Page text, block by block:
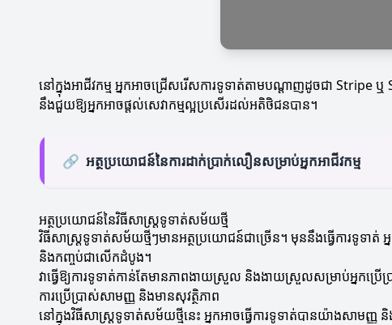
នៅក្នុងអាជីវកម្ម អ្នកអាចជ្រើសរើសការទូទាត់តាមបណ្ដាញដូចជា Stripe ឬ
នឹងជួយឱ្យអ្នកអាចផ្តល់សេវាកម្មល្អប្រសើរដល់អតិថិជនបាន។
🔗 អត្ថប្រយោជន៍នៃការដាក់ប្រាក់លឿនសម្រាប់អ្នកអាជីវកម្ម
អត្ថប្រយោជន៍នៃវិធីសាស្ត្រទូទាត់សម័យថ្មី
វិធីសាស្ត្រទូទាត់សម័យថ្មីៗមានអត្ថប្រយោជន៍ជាច្រើន។ មុននឹងធ្វើការទូទា
និងកញ្ចប់ជាលើកដំបូង។
វាធ្វើឱ្យការទូទាត់កាន់តែមានភាពងាយស្រួល និងងាយស្រួលសម្រាប់អ្នកប្រើប្
ការប្រើប្រាស់សាមញ្ញ និងមានសុវត្ថិភាព
នៅក្នុងវិធីសាស្ត្រទូទាត់សម័យថ្មីនេះ អ្នកអាចធ្វើការទូទាត់បានយ៉ាងសាមញ្ញ